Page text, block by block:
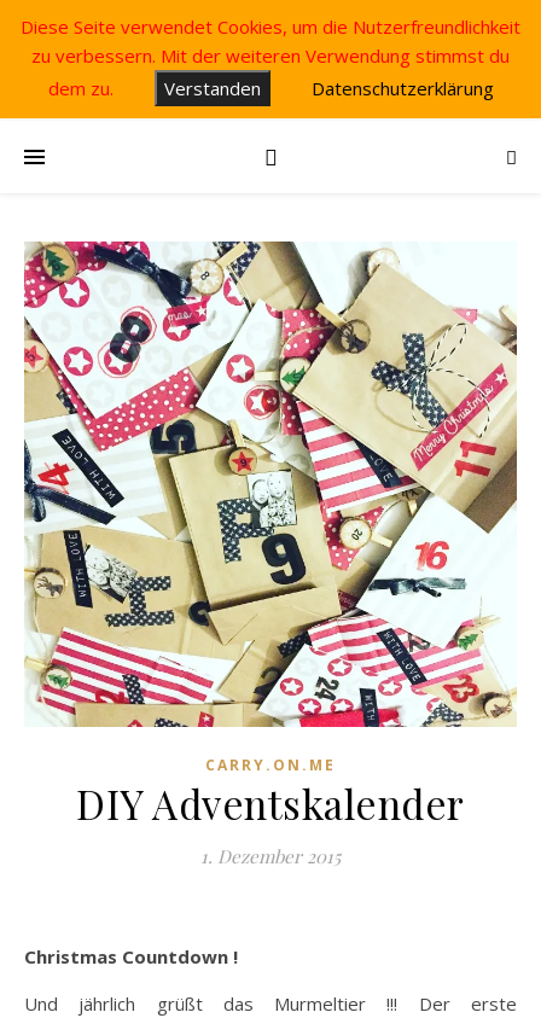
CARRY.ON.ME
DIY Adventskalender
1. Dezember 2015
Christmas Countdown !
Und jährlich grüßt das Murmeltier !!! Der erste
Diese Seite verwendet Cookies, um die Nutzerfreundlichkeit
zu verbessern. Mit der weiteren Verwendung stimmst du
dem zu.
Verstanden Datenschutzerklärung